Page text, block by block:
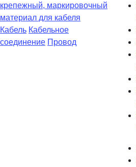
крепежный, маркировочный
материал для кабеля
Кабель Кабельное
соединение Провод